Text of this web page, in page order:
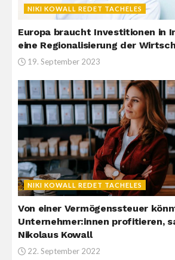
NIKI KOWALL REDET TACHELES
Europa braucht Investitionen in
eine Regionalisierung der
19. September 2023
NIKI KOWALL REDET TACHELES
Von einer Vermögenssteuer
Unternehmer:innen profitieren,
Nikolaus Kowall
22. September 2022